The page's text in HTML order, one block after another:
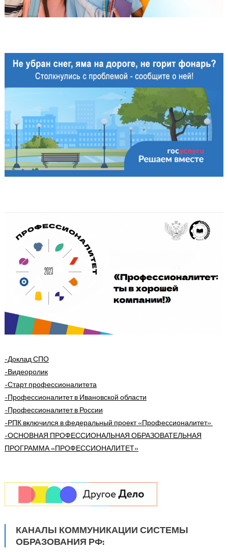
-Доклад СПО
-Видеоролик
-Старт профессионалитета
-Профессионалитет в Ивановской области
-Профессионалитет в России
-РПК включился в федеральный проект «Профессионалитет»
-ОСНОВНАЯ ПРОФЕССИОНАЛЬНАЯ ОБРАЗОВАТЕЛЬНАЯ
ПРОГРАММА«ПРОФЕССИОНАЛИТЕТ»
КАНАЛЫ КОММУНИКАЦИИ СИСТЕМЫ
ОБРАЗОВАНИЯ РФ: